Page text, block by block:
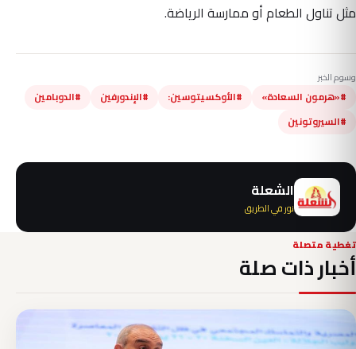
مثل تناول الطعام أو ممارسة الرياضة.
وسوم الخبر
#«هرمون السعادة» #الأوكسيتوسين: #الإندورفين
#الدوبامين
#السيروتونين
الشعلة
نور في الطريق
تغطية متصلة
أخبار ذات صلة